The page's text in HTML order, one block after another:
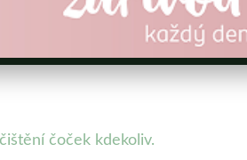
čoček kdekoliv.